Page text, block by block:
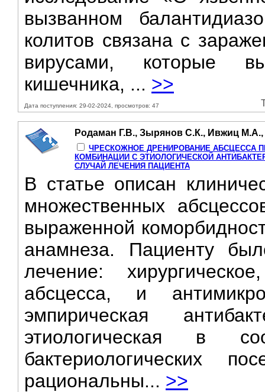
вызванном
колитов связана с
вирусами, которые
кишечника, ... >>
Дата поступления: 29-02-2024, просмотров: 47
Родаман Г.В., Зырянов С.К., Ивжиц
ЧРЕСКОЖНОЕ ДРЕНИРОВАНИЕ АБСЦЕССА
КОМБИНАЦИИ С ЭТИОЛОГИЧЕСКОЙ
СЛУЧАЙ ЛЕЧЕНИЯ ПАЦИЕНТА
В статье описан
множественных
выраженной
анамнеза. Пациенту
лечение:
абсцесса, и
эмпирическая
этиологическая в
бактериологических
рациональны... >>